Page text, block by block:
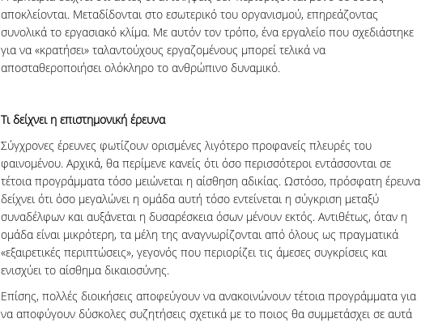
αποκλείονται. Μεταδίδονται στο εσωτερικό του οργανισμού, επηρεάζοντας
συνολικά το εργασιακό κλίμα. Με αυτόν τον τρόπο, ένα εργαλείο που σχεδιάστηκε
για να «κρατήσει» ταλαντούχους εργαζομένους μπορεί τελικά να
αποσταθεροποιήσει ολόκληρο το ανθρώπινο δυναμικό.
Τι δείχνει η επιστημονική έρευνα
Σύγχρονες έρευνες φωτίζουν ορισμένες λιγότερο προφανείς πλευρές του
φαινομένου. Αρχικά, θα περίμενε κανείς ότι όσο περισσότεροι εντάσσονται σε
τέτοια προγράμματα τόσο μειώνεται η αίσθηση αδικίας. Ωστόσο, πρόσφατη έρευνα
δείχνει ότι όσο μεγαλώνει η ομάδα αυτή τόσο εντείνεται η σύγκριση μεταξύ
συναδέλφων και αυξάνεται η δυσαρέσκεια όσων μένουν εκτός. Αντιθέτως, όταν η
ομάδα είναι μικρότερη, τα μέλη της αναγνωρίζονται από όλους ως πραγματικά
«εξαιρετικές περιπτώσεις», γεγονός που περιορίζει τις άμεσες συγκρίσεις και
ενισχύει το αίσθημα δικαιοσύνης.
Επίσης, πολλές διοικήσεις αποφεύγουν να ανακοινώνουν τέτοια προγράμματα για
να αποφύγουν δύσκολες συζητήσεις σχετικά με το ποιος θα συμμετάσχει σε αυτά